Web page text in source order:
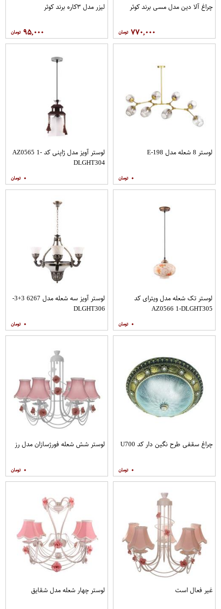
چراغ آلا دین مدل مسی برند کوثر
۷۷۰,۰۰۰
لیزر مدل ۳کاره برند کوثر
۹۵,۰۰۰
لوستر 8 شعله مدل E-198
۰
لوستر آویز مدل ژاپنی کد AZ0565 1-
DLGHT304
۰
لوستر تک شعله مدل ویترای کد
AZ0566 1-DLGHT305
۰
لوستر آویز سه شعله مدل 6267 3+3-
DLGHT306
۰
چراغ سقفی طرح نگین دار کد U700
۰
لوستر شش شعله فورژسازان مدل رز
۰
غیر فعال است لوستر چهار شعله مدل شقایق